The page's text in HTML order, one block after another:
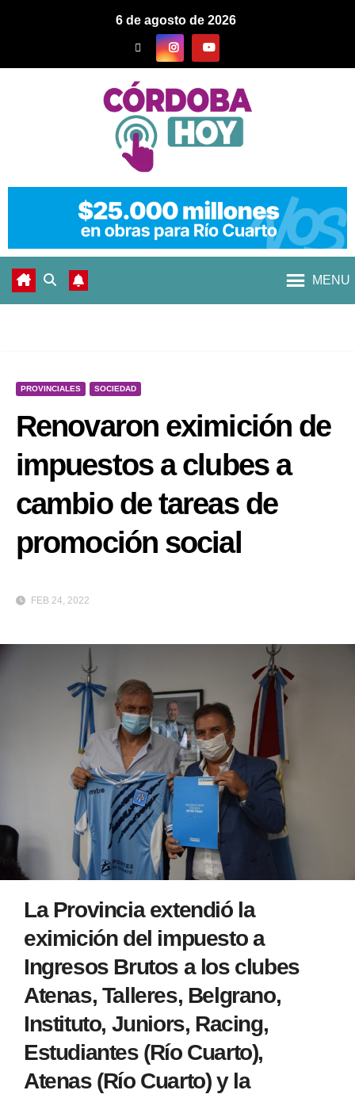
6 de agosto de 2026
MENU
PROVINCIALES SOCIEDAD
Renovaron eximición de
impuestos a clubes a
cambio de tareas de
promoción social
FEB 24, 2022
La Provincia extendió la
eximición del impuesto a
Ingresos Brutos a los clubes
Atenas, Talleres, Belgrano,
Instituto, Juniors, Racing,
Estudiantes (Río Cuarto),
Atenas (Río Cuarto) y la